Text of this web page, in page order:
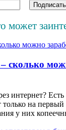
может
сколько
интернет?
на первый
у них